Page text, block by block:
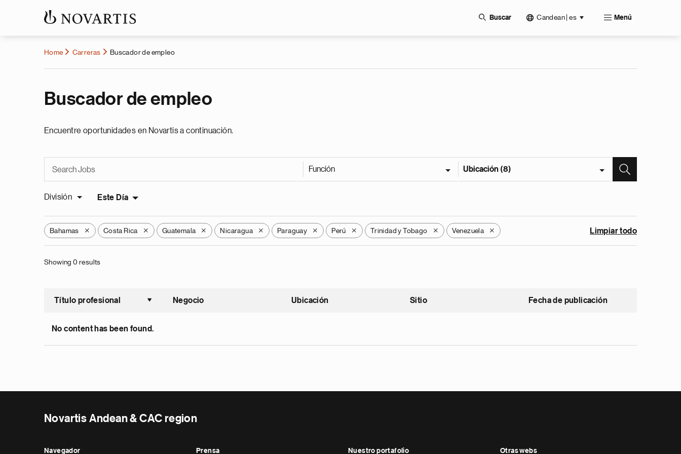
Buscar Candean | es Menú
Home Carreras Buscador de empleo
Buscador de empleo
Encuentre oportunidades en Novartis a continuación.
Función Ubicación (8)
División Este Día
Bahamas X Costa Rica X Guatemala X Nicaragua X Paraguay X Perú X Trinidad y Tobago X Venezuela X Limpiar todo
Showing 0 results
Título profesional
Ordenar ascendente
Negocio Ubicación Sitio Fecha de publicación
No content has been found.
Novartis Andean & CAC region
Navegador Prensa Nuestro portafolio Otras webs